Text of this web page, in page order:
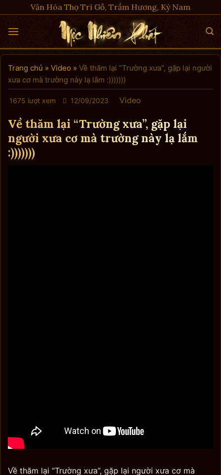
to
content
Văn Hóa Thọ Trì Gỗ, Trầm Hương, Kỳ Nam
Trang chủ » Video » Về thăm lại “Trường xưa”, gặp lại người
xưa cơ mà trường này lạ lắm :)))))))
1675 lượt xem 12/09/2023 Video
Về thăm lại “Trường xưa”, gặp lại
người xưa cơ mà trường này lạ lắm
:)))))))
Về thăm lại “Trường xưa”, gặp lại người xưa cơ mà